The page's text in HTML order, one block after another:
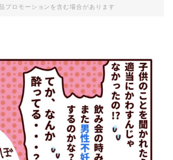
プロモーションを含む場合があります